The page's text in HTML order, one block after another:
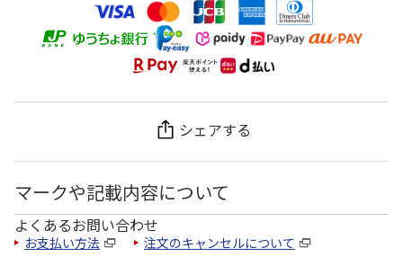
シェアする
マークや記載内容について
よくあるお問い合わせ
お支払い方法 注文のキャンセルについて